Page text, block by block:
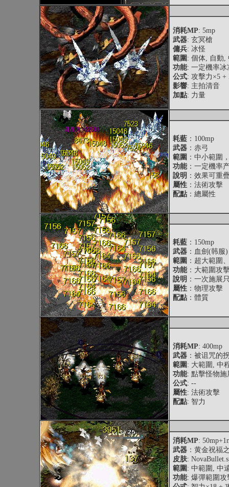
消耗MP: 5mp
武器: 玄冥槍
傭兵: 冰怪
範圍 : 個体, 自動,
功能: 一定機率冰
公式: 攻擊力×5 +
影響: 主拍清音
加點: 力量
耗藍 ：100mp
武器 ：赤弓
範圍 ：中小範圍
功能：一定機率
說明 ：效果可重
屬性 ：法術攻擊
配點 ：總屬性
耗藍 ：150mp
武器 ：血劍(韩服)
範圍 ：超大範圍
功能：大範圍攻
說明 ：一次施展
屬性 ：物理攻擊
配點 ：體質
消耗MP: 400mp
武器 ：被诅咒的
範圍 : 大範圍, 中
功能: 點擊怪物施
公式: --
屬性: 法術攻擊
配點: 智力
消耗MP:
武器 ：黄金祝福
皮肤:
範圍 : 中範圍, 中
功能: 爆彈範圍攻